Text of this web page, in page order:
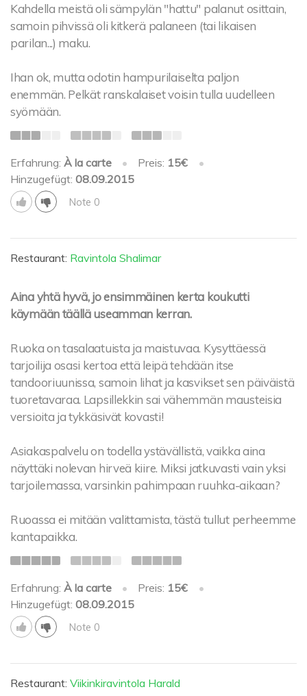
Kahdella meistä oli sämpylän "hattu" palanut osittain,
samoin pihvissä oli kitkerä palaneen (tai likaisen
parilan...) maku.
Ihan ok, mutta odotin hampurilaiselta paljon
enemmän. Pelkät ranskalaiset voisin tulla uudelleen
syömään.
Erfahrung: À la carte • Preis: 15€
•
Hinzugefügt: 08.09.2015
Note 0
Restaurant: Ravintola Shalimar
Aina yhtä hyvä, jo ensimmäinen kerta koukutti
käymään täällä useamman kerran.
Ruoka on tasalaatuista ja maistuvaa. Kysyttäessä
tarjoilija osasi kertoa että leipä tehdään itse
tandooriuunissa, samoin lihat ja kasvikset sen päiväistä
tuoretavaraa. Lapsillekkin sai vähemmän mausteisia
versioita ja tykkäsivät kovasti!
Asiakaspalvelu on todella ystävällistä, vaikka aina
näyttäki nolevan hirveä kiire. Miksi jatkuvasti vain yksi
tarjoilemassa, varsinkin pahimpaan ruuhka-aikaan?
Ruoassa ei mitään valittamista, tästä tullut perheemme
kantapaikka.
Erfahrung: À la carte • Preis: 15€
•
Hinzugefügt: 08.09.2015
Note 0
Restaurant: Viikinkiravintola Harald